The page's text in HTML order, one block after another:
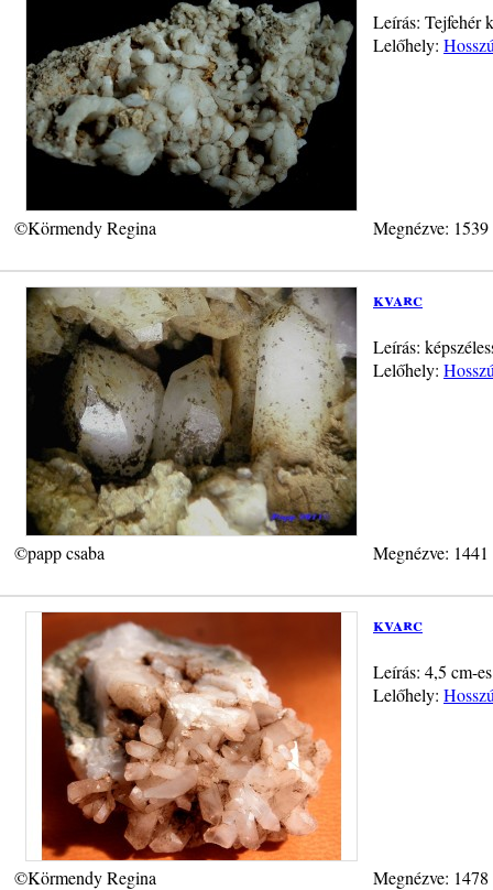
Leírás: Tejfehér
Lelőhely:
©Körmendy Regina Megnézve:
kvarc
Leírás:
Lelőhely:
©papp csaba Megnézve:
kvarc
Leírás: 4,5 cm-
Lelőhely:
©Körmendy Regina Megnézve: